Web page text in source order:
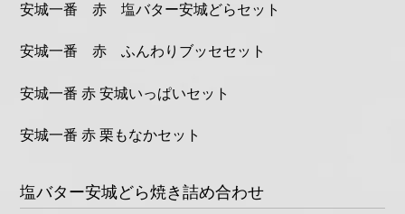
安城一番 赤 塩バター安城どらセット
安城一番 赤 ふんわりブッセセット
安城一番 赤 安城いっぱいセット
安城一番 赤 栗もなかセット
塩バター安城どら焼き詰め合わせ